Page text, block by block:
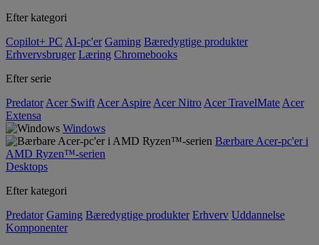
Efter kategori
Copilot+ PC AI-pc'er Gaming Bæredygtige produkter
Erhvervsbruger Læring Chromebooks
Efter serie
Predator Acer Swift Acer Aspire Acer Nitro Acer TravelMate Acer
Extensa
Windows
Bærbare Acer-pc'er i
AMD Ryzen™-serien
Desktops
Efter kategori
Predator Gaming Bæredygtige produkter Erhverv Uddannelse
Komponenter